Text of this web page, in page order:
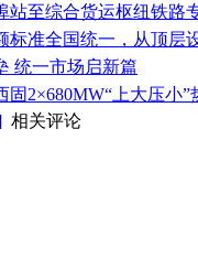
站至综合货运枢纽铁路
标准全国统一，从顶层
统一市场启新篇
固2×680MW“上大压小”
相关评论